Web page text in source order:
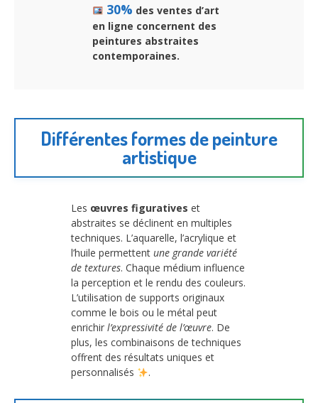
30% des ventes d’art
en ligne concernent des
peintures abstraites
contemporaines.
Différentes formes de peinture
artistique
Les œuvres figuratives et
abstraites se déclinent en multiples
techniques. L’aquarelle, l’acrylique et
l’huile permettent une grande variété
de textures. Chaque médium influence
la perception et le rendu des couleurs.
L’utilisation de supports originaux
comme le bois ou le métal peut
enrichir l’expressivité de l’œuvre. De
plus, les combinaisons de techniques
offrent des résultats uniques et
personnalisés
.